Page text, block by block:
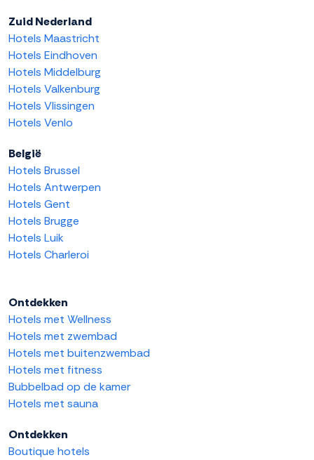
Zuid Nederland
Hotels Maastricht
Hotels Eindhoven
Hotels Middelburg
Hotels Valkenburg
Hotels Vlissingen
Hotels Venlo
België
Hotels Brussel
Hotels Antwerpen
Hotels Gent
Hotels Brugge
Hotels Luik
Hotels Charleroi
Ontdekken
Hotels met Wellness
Hotels met zwembad
Hotels met buitenzwembad
Hotels met fitness
Bubbelbad op de kamer
Hotels met sauna
Ontdekken
Boutique hotels